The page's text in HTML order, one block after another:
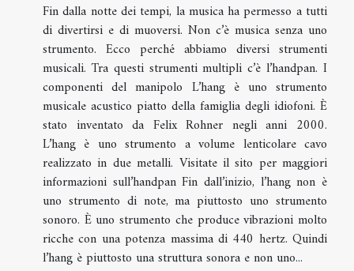
Fin dalla notte dei tempi, la musica ha permesso a tutti
di divertirsi e di muoversi. Non c’è musica senza uno
strumento. Ecco perché abbiamo diversi strumenti
musicali. Tra questi strumenti multipli c’è l’handpan. I
componenti del manipolo L’hang è uno strumento
musicale acustico piatto della famiglia degli idiofoni. È
stato inventato da Felix Rohner negli anni 2000.
L’hang è uno strumento a volume lenticolare cavo
realizzato in due metalli. Visitate il sito per maggiori
informazioni sull’handpan Fin dall’inizio, l’hang non è
uno strumento di note, ma piuttosto uno strumento
sonoro. È uno strumento che produce vibrazioni molto
ricche con una potenza massima di 440 hertz. Quindi
l’hang è piuttosto una struttura sonora e non uno...